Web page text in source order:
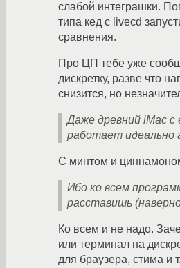
слабой интеграшки.
типа кед с livecd
сравнения.
Про ЦП тебе уже
дискретку, разве что
снизится, но
Даже древний iMac с
работает идеально
С минтом и
Ибо ко всем
расставишь
Ко всем и не надо.
или терминал на
для браузера, стима и